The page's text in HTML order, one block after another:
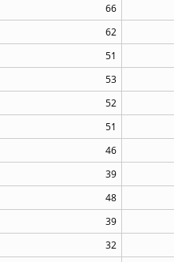
66
62
51
53
52
51
46
39
48
39
32